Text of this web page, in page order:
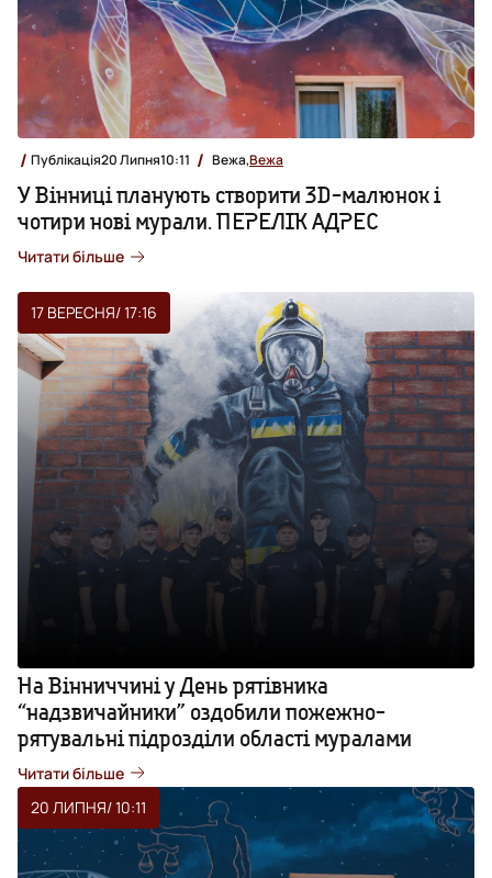
Публікація20 Липня10:11 Вежа,Вежа
У Вінниці планують створити 3D-малюнок і
чотири нові мурали. ПЕРЕЛІК АДРЕС
Читати більше
17 ВЕРЕСНЯ/ 17:16
На Вінниччині у День рятівника
“надзвичайники” оздобили пожежно-
рятувальні підрозділи області муралами
Читати більше
20 ЛИПНЯ/ 10:11